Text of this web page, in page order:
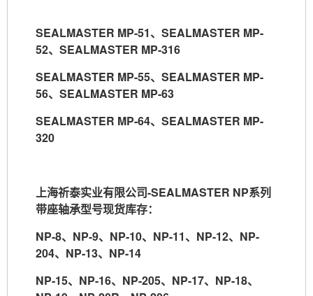
SEALMASTER MP-51、 SEALMASTER MP-
52、 SEALMASTER MP-316
SEALMASTER MP-55、 SEALMASTER MP-
56、 SEALMASTER MP-63
SEALMASTER MP-64、 SEALMASTER MP-
320
上海祈泰实业有限公司-SEALMASTER NP系列
带座轴承型号现货库存：
NP-8、 NP-9、 NP-10、 NP-11、 NP-12、 NP-
204、 NP-13、 NP-14
NP-15、 NP-16、 NP-205、 NP-17、 NP-18、